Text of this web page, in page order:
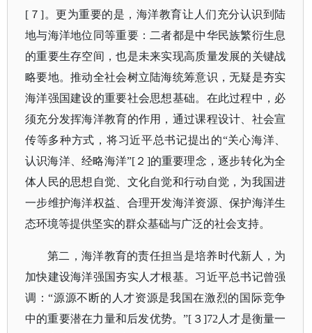
[７]。更为重要的是，海洋教育让人们充分认识到陆
地与海洋地位同等重要：二者都是中华民族繁衍生息
的重要生存空间，也是未来实现高质量发展的关键战
略要地。推动全社会树立陆海统筹意识，无疑是夯实
海洋强国建设的重要社会思想基础。在此过程中，必
须充分发挥海洋教育的作用，通过课程设计、社会宣
传等多种方式，将习近平总书记提出的“关心海洋、
认识海洋、经略海洋”[２]的重要理念，逐步转化为全
体人民的思想自觉、文化自觉和行动自觉，为我国进
一步维护海洋权益、合理开发海洋资源、保护海洋生
态环境等提供坚实的群众基础与广泛的社会支持。
第二，海洋教育的责任担当是培养时代新人，为
加快建设海洋强国夯实人才根基。习近平总书记曾强
调：“源源不断的人才资源是我国在激烈的国际竞争
中的重要潜在力量和后发优势。”[３]72人才是衡量一